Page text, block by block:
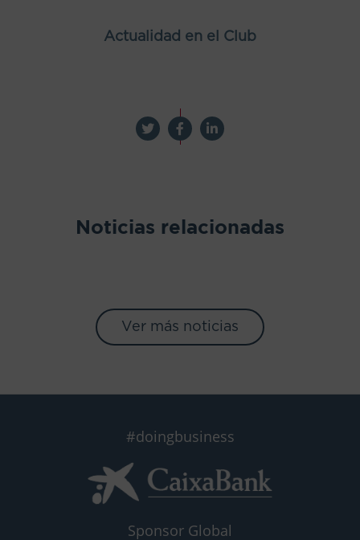
Actualidad en el Club
Noticias relacionadas
Ver más noticias
#doingbusiness
Sponsor Global